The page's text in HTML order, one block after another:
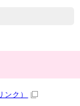
ンク）